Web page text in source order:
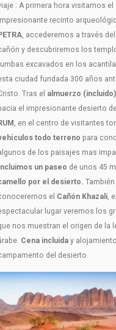
: A primera hora visitamos el
recinto
, accederemos a través
y descubriremos los
excavados en los
ciudad fundada 300 años
Tras el almuerzo (incluido)
el impresionante desierto
, en el centro de visitantes
todo terreno para
de los paisajes mas
un paseo de unos 45
por el desierto. También
el Cañón Khazali ,
lugar veremos los
nos muestran el origen de la
Cena incluida y
del desierto.